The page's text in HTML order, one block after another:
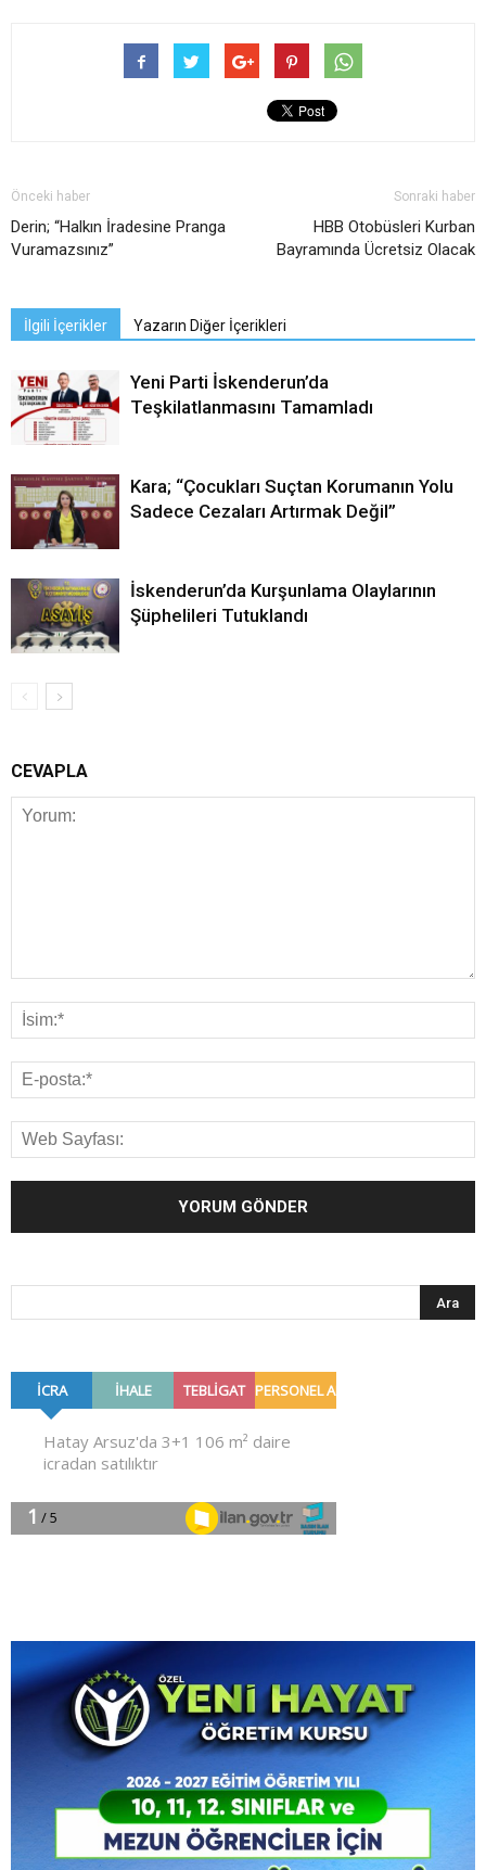
Önceki haber
Derin; “Halkın İradesine Pranga
Vuramazsınız”
Sonraki haber
HBB Otobüsleri Kurban
Bayramında Ücretsiz Olacak
İlgili İçerikler Yazarın Diğer İçerikleri
Yeni Parti İskenderun’da
Teşkilatlanmasını Tamamladı
Kara; “Çocukları Suçtan Korumanın Yolu
Sadece Cezaları Artırmak Değil”
İskenderun’da Kurşunlama Olaylarının
Şüphelileri Tutuklandı
CEVAPLA